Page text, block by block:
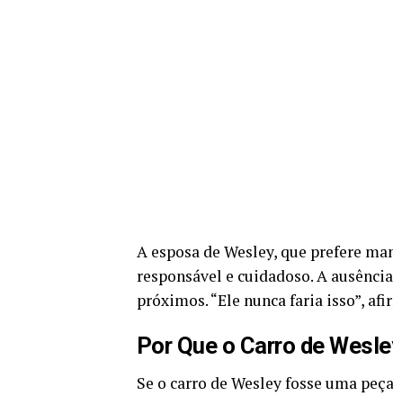
A esposa de Wesley, que prefere
responsável e cuidadoso. A
próximos. “Ele nunca faria isso”,
Por Que o Carro de
Se o carro de Wesley fosse uma